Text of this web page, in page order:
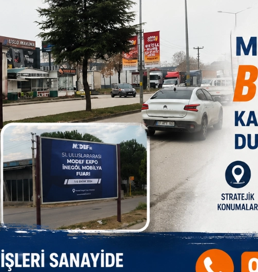
keyifli geçirebilmeleri amacıyla düzenlediği "Osmangazi’de
mahallelere taşıyor.
devam ediyor. Osmangazi’de yaz boyunca mahallelerde
buluşurken "Osmangazi’de Yaz Film Gösterimleri" ile
meydanlarında kurulan dev ekranlarda gösterilen
sinema keyfi yaşatmayı sürdürüyor. Patlamış mısır ikramı
hem eğleniyor, hem de aileleri ve arkadaşlarıyla birlikte keyifli
Mehmet Akif Mahallesi oldu. Mahallede kurulan açık hava
adlı animasyon filmini büyük bir ilgiyle izledi. Film gösterimi
yaz akşamını neşe dolu anlarla geçirirken etkinlikten
Belediye Başkanı Erkan Aydın’a teşekkür eden
kültür ve sanatla iç içe büyüyerek ülkesine ve milletine
mahallemizin ihtiyaç ve taleplerini Osmangazi Belediyemize
hem muhtarların hem de mahalle sakinlerinin her zaman
Çocuklarımız için düzenlenen bu tür sosyal ve kültürel
herkese teşekkür ediyorum." şeklinde konuştu.
17603,28
%0,44